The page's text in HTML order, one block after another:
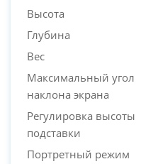
Высота
Глубина
Вес
Максимальный угол
наклона экрана
Регулировка высоты
подставки
Портретный режим